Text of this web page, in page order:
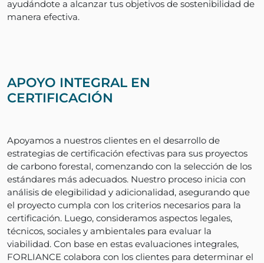
ayudándote a alcanzar tus objetivos de sostenibilidad de
manera efectiva.
APOYO INTEGRAL EN
CERTIFICACIÓN
Apoyamos a nuestros clientes en el desarrollo de
estrategias de certificación efectivas para sus proyectos
de carbono forestal, comenzando con la selección de los
estándares más adecuados. Nuestro proceso inicia con
análisis de elegibilidad y adicionalidad, asegurando que
el proyecto cumpla con los criterios necesarios para la
certificación. Luego, consideramos aspectos legales,
técnicos, sociales y ambientales para evaluar la
viabilidad. Con base en estas evaluaciones integrales,
FORLIANCE colabora con los clientes para determinar el